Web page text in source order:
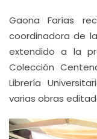
Gaona Farías
coordinadora de
extendido a la
Colección
Librería
varias obras